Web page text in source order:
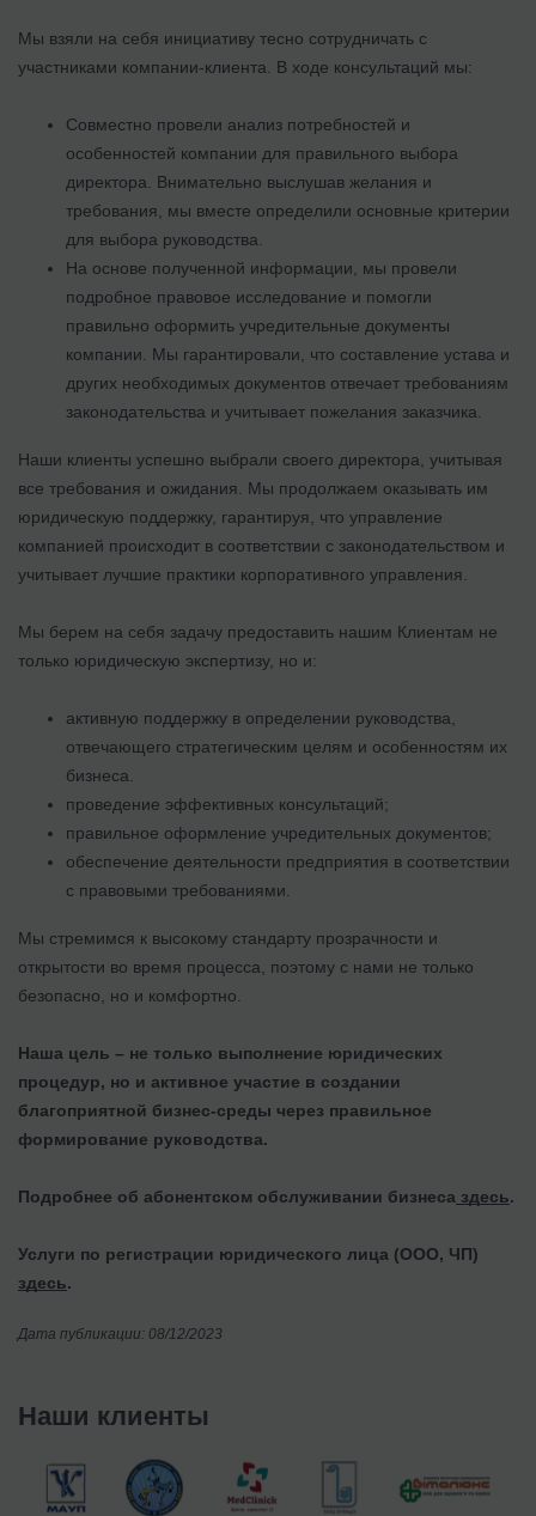
Мы взяли на себя инициативу тесно сотрудничать с
участниками компании-клиента. В ходе консультаций мы:
Совместно провели анализ потребностей и
особенностей компании для правильного выбора
директора. Внимательно выслушав желания и
требования, мы вместе определили основные критерии
для выбора руководства.
На основе полученной информации, мы провели
подробное правовое исследование и помогли
правильно оформить учредительные документы
компании. Мы гарантировали, что составление устава и
других необходимых документов отвечает требованиям
законодательства и учитывает пожелания заказчика.
Наши клиенты успешно выбрали своего директора, учитывая
все требования и ожидания. Мы продолжаем оказывать им
юридическую поддержку, гарантируя, что управление
компанией происходит в соответствии с законодательством и
учитывает лучшие практики корпоративного управления.
Мы берем на себя задачу предоставить нашим Клиентам не
только юридическую экспертизу, но и:
активную поддержку в определении руководства,
отвечающего стратегическим целям и особенностям их
бизнеса.
проведение эффективных консультаций;
правильное оформление учредительных документов;
обеспечение деятельности предприятия в соответствии
с правовыми требованиями.
Мы стремимся к высокому стандарту прозрачности и
открытости во время процесса, поэтому с нами не только
безопасно, но и комфортно.
Наша цель – не только выполнение юридических
процедур, но и активное участие в создании
благоприятной бизнес-среды через правильное
формирование руководства.
Подробнее об абонентском обслуживании бизнеса здесь.
Услуги по регистрации юридического лица (ООО, ЧП)
здесь.
Дата публикации: 08/12/2023
Наши клиенты